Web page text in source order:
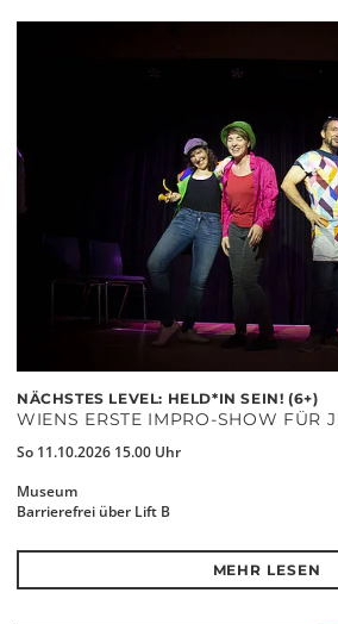
NÄCHSTES LEVEL: HELD*IN SEIN! (6+)
WIENS ERSTE IMPRO-SHOW FÜR
So 11.10.2026 15.00 Uhr
Museum
Barrierefrei über Lift B
MEHR LESEN